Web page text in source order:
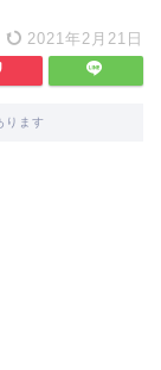
2021年2月21日
ります